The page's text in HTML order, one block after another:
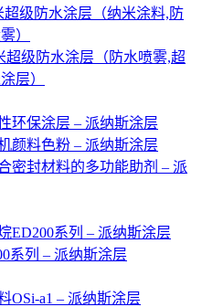
超级防水涂层（纳米涂料,防
）
超级防水涂层（防水喷雾,超
层）
环保涂层 – 派纳斯涂层
颜料色粉 – 派纳斯涂层
密封材料的多功能助剂 – 派
ED200系列 – 派纳斯涂层
系列 – 派纳斯涂层
OSi-a1 – 派纳斯涂层